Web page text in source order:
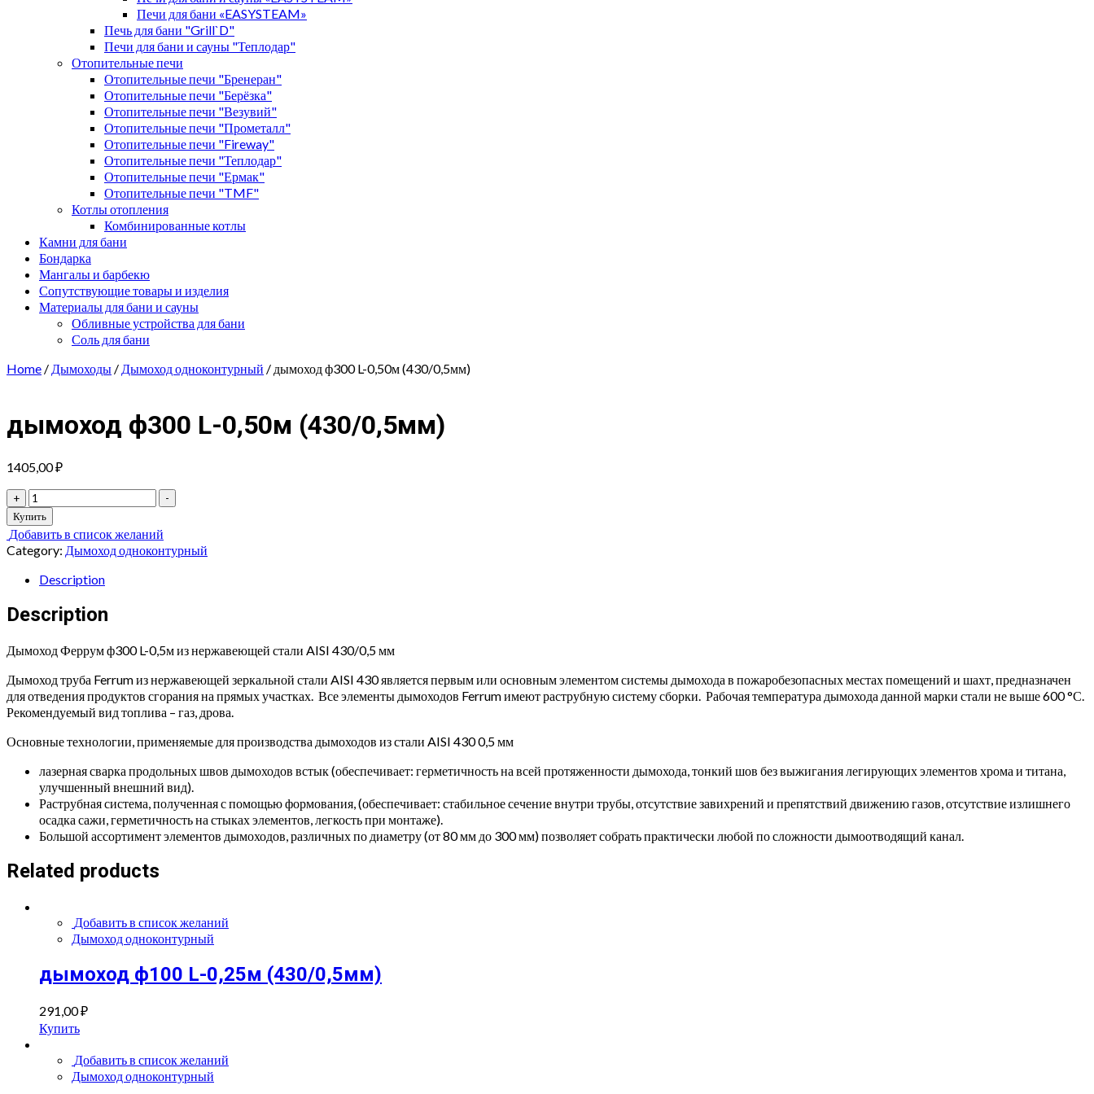
Печи для бани «EASYSTEAM»
Печь для бани "Grill`D"
Печи для бани и сауны "Теплодар"
Отопительные печи
Отопительные печи "Бренеран"
Отопительные печи "Берёзка"
Отопительные печи "Везувий"
Отопительные печи "Прометалл"
Отопительные печи "Fireway"
Отопительные печи "Теплодар"
Отопительные печи "Ермак"
Отопительные печи "TMF"
Котлы отопления
Комбинированные котлы
Камни для бани
Бондарка
Мангалы и барбекю
Сопутствующие товары и изделия
Материалы для бани и сауны
Обливные устройства для бани
Соль для бани
Home / Дымоходы / Дымоход одноконтурный / дымоход ф300 L-0,50м (430/0,5мм)
дымоход ф300 L-0,50м (430/0,5мм)
1405,00₽
+
дымоход
ф300
L-
0,50м
(430/0,5мм)
quantity
-
Купить
Добавить в список желаний
Category: Дымоход одноконтурный
Description
Description
Дымоход Феррум ф300 L-0,5м из нержавеющей стали AISI 430/0,5 мм
Дымоход труба Ferrum из нержавеющей зеркальной стали AISI 430 является первым или основным элементом системы дымохода в пожаробезопасных местах помещений и шахт, предназначен
для отведения продуктов сгорания на прямых участках. Все элементы дымоходов Ferrum имеют раструбную систему сборки. Рабочая температура дымохода данной марки стали не выше 600 °С.
Рекомендуемый вид топлива – газ, дрова.
Основные технологии, применяемые для производства дымоходов из стали AISI 430 0,5 мм
лазерная сварка продольных швов дымоходов встык (обеспечивает: герметичность на всей протяженности дымохода, тонкий шов без выжигания легирующих элементов хрома и титана,
улучшенный внешний вид).
Раструбная система, полученная с помощью формования, (обеспечивает: стабильное сечение внутри трубы, отсутствие завихрений и препятствий движению газов, отсутствие излишнего
осадка сажи, герметичность на стыках элементов, легкость при монтаже).
Большой ассортимент элементов дымоходов, различных по диаметру (от 80 мм до 300 мм) позволяет собрать практически любой по сложности дымоотводящий канал.
Related products
Добавить в список желаний
Дымоход одноконтурный
дымоход ф100 L-0,25м (430/0,5мм)
291,00₽
Купить
Добавить в список желаний
Дымоход одноконтурный